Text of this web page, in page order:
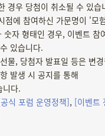
경우 당첨이 취소될 수 있습
점에 참여하신 가문명이 '모
자 형태인 경우, 이벤트 참
있습니다.
물, 당첨자 발표일 등은 변
발생 시 공지를 통해
니다.
식 포럼 운영정책], [이벤트